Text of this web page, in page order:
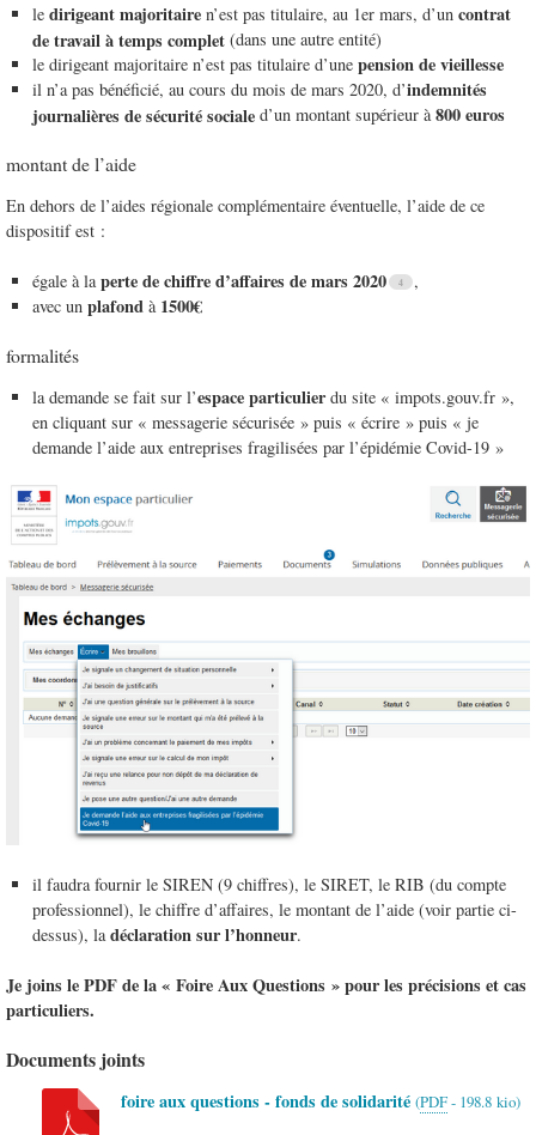
le dirigeant majoritairen’est pas titulaire, au 1er mars, d’un contrat
de travail à temps complet(dans une autre entité)
le dirigeant majoritaire n’est pas titulaire d’une pension de vieillesse
il n’a pas bénéficié, au cours du mois de mars 2020, d’indemnités
journalières de sécurité socialed’un montant supérieur à800 euros
montant de l’aide
En dehors de l’aides régionale complémentaire éventuelle, l’aide de ce
dispositif est :
égale à laperte de chiffre d’affaires de mars 2020
,
avec un plafondà 1500€
formalités
la demande se fait sur l’espace particulierdu site « impots.gouv.fr »,
en cliquant sur « messagerie sécurisée » puis « écrire » puis « je
demande l’aide aux entreprises fragilisées par l’épidémie Covid-19 »
il faudra fournir le SIREN (9 chiffres), le SIRET, le RIB (du compte
professionnel), le chiffre d’affaires, le montant de l’aide (voir partie ci-
dessus), ladéclaration sur l’honneur.
Je joins le PDF de la « Foire Aux Questions » pour les précisions et cas
particuliers.
Documents joints
foire aux questions - fonds de solidarité (PDF- 198.8 kio)